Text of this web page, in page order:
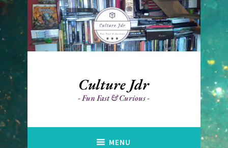
Accéder
au
contenu
principal
Culture Jdr
Fun Fast & Curious
MENU